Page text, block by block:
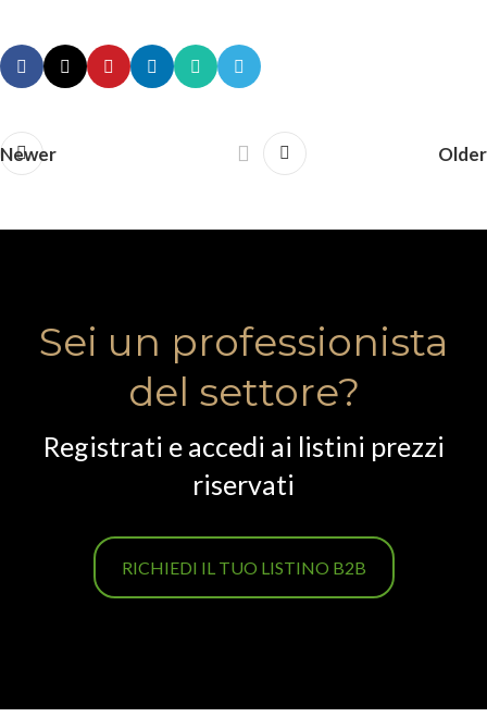
Newer Older
Sei un professionista
del settore?
Registrati e accedi ai listini prezzi
riservati
RICHIEDI IL TUO LISTINO B2B